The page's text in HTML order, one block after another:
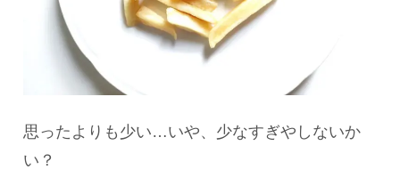
思ったよりも少い…いや、少なすぎやしないか
い？